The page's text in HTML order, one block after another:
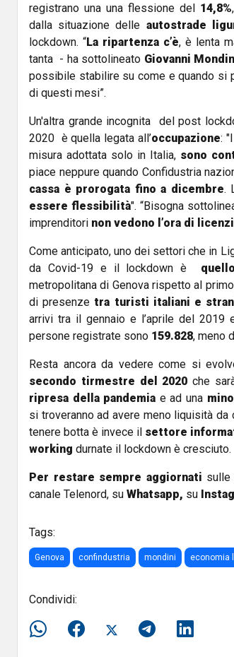
registrano una una flessione del 14,8%
dalla situazione delle autostrade
lockdown. “La ripartenza c’è, è lenta
tanta - ha sottolineato Giovanni
possibile stabilire su come e quando si
di questi mesi”.
Un'altra grande incognita del post
2020 è quella legata all’occupazione:
misura adottata solo in Italia, sono
piace neppure quando Confidustria
cassa è prorogata fino a dicembre.
essere flessibilità".“Bisogna
imprenditori non vedono l’ora di
Come anticipato, uno dei settori che in
da Covid-19 e il lockdown è
metropolitana di Genova rispetto al
di presenze tra turisti italiani e
arrivi tra il gennaio e l’aprile del 2019
persone registrate sono 159.828, meno
Resta ancora da vedere come si
secondo tirmestre del 2020 che
ripresa della pandemia e ad una
si troveranno ad avere meno liquisità da
tenere botta è invece il settore
working durnate il lockdown è cresciuto.
Per restare sempre aggiornati
canale Telenord, su Whatsapp, su
Tags:
Genova confindustria mondini economia
Condividi: